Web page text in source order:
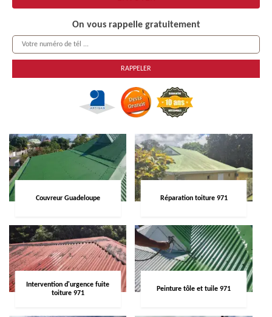
On vous rappelle gratuitement
Couvreur Guadeloupe Réparation toiture 971
Intervention d'urgence fuite
toiture 971
Peinture tôle et tuile 971